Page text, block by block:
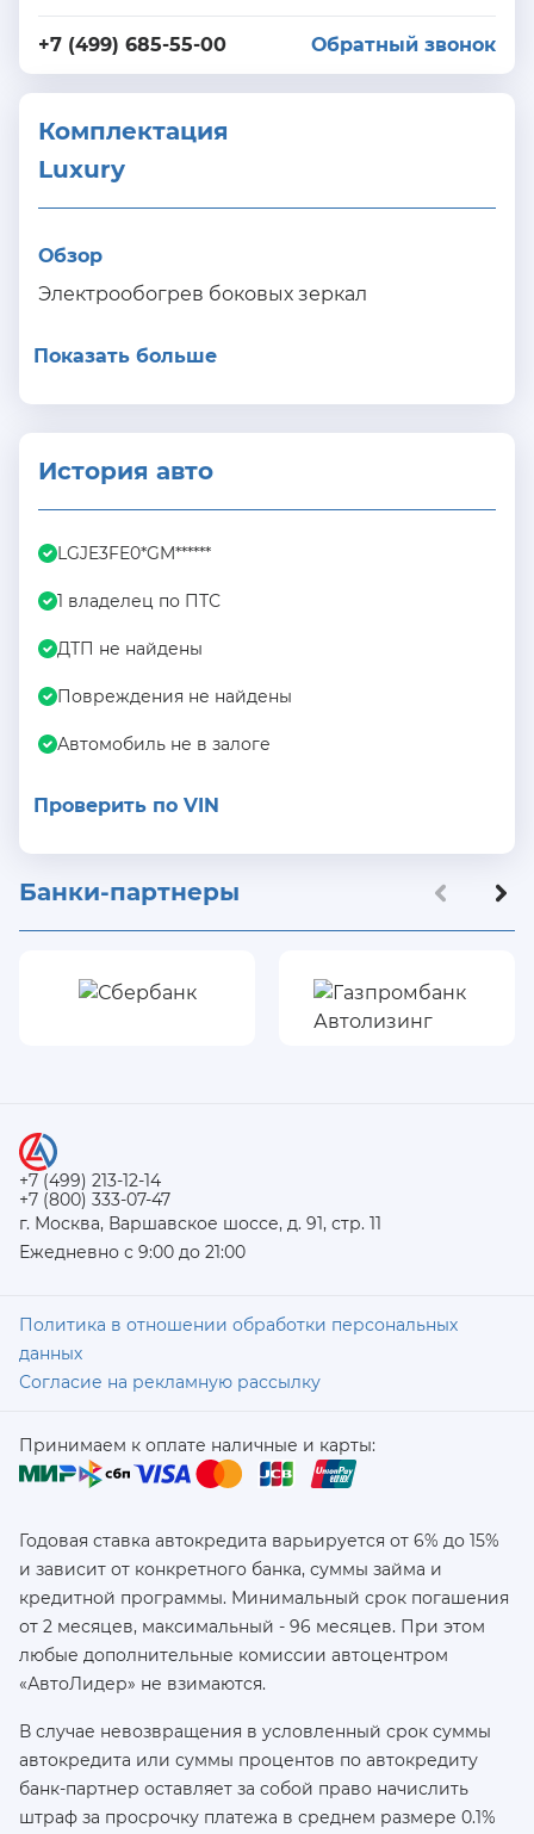
+7 (499) 685-55-00 Обратный звонок
Комплектация
Luxury
Обзор
Электрообогрев боковых зеркал
Показать больше
История авто
LGJE3FE0*GM******
1 владелец по ПТС
ДТП не найдены
Повреждения не найдены
Автомобиль не в залоге
Проверить по VIN
Банки-партнеры
+7 (499) 213-12-14
+7 (800) 333-07-47
г. Москва, Варшавское шоссе, д. 91, стр. 11
Ежедневно с 9:00 до 21:00
Политика в отношении обработки персональных
данных
Согласие на рекламную рассылку
Принимаем к оплате наличные и карты:
Годовая ставка автокредита варьируется от 6% до 15%
и зависит от конкретного банка, суммы займа и
кредитной программы. Минимальный срок погашения
от 2 месяцев, максимальный - 96 месяцев. При этом
любые дополнительные комиссии автоцентром
«АвтоЛидер» не взимаются.
В случае невозвращения в условленный срок суммы
автокредита или суммы процентов по автокредиту
банк-партнер оставляет за собой право начислить
штраф за просрочку платежа в среднем размере 0.1%